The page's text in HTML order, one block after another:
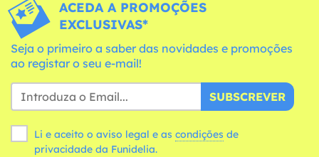
ACEDA A PROMOÇÕES
EXCLUSIVAS*
Seja o primeiro a saber das novidades e promoções
ao registar o seu e-mail!
SUBSCREVER
Li e aceito o aviso legal e as condições
privacidade da Funidelia.